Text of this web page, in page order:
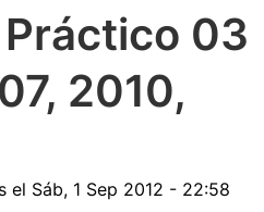
03
2010,
el Sáb, 1 Sep 2012 - 22:58